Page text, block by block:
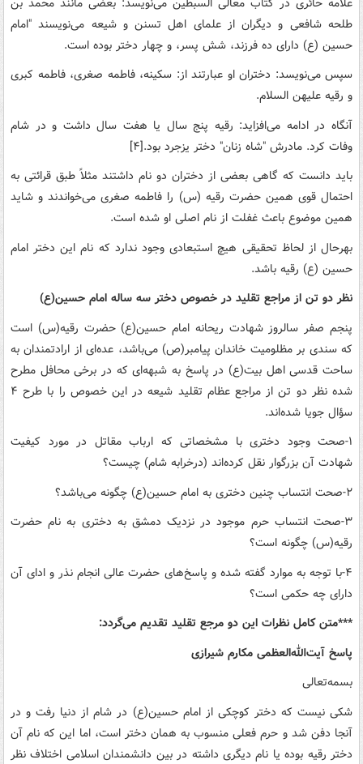
طلحه شافعی و دیگران از علمای اهل تسنن و شیعه می‌نویسند "امام
حسین (ع) دارای ده فرزند، شش پسر، و چهار دختر بوده است.
سپس می‌نویسد: دختران او عبارتند از: سکینه، فاطمه صغری، فاطمه کبری
و رقیه علیهن السلام.
آنگاه در ادامه می‌افزاید: رقیه پنج سال یا هفت سال داشت و در شام
وفات کرد. مادرش "شاه زنان" دختر یزجرد بود.[۴]
باید دانست که گاهی بعضی از دختران دو نام داشتند مثلاً طبق قرائتی به
احتمال قوی همین حضرت رقیه (س) را فاطمه صغری می‌خواندند و شاید
همین موضوع باعث غفلت از نام اصلی او شده است.
بهرحال از لحاظ تحقیقی هیچ استبعادی وجود ندارد که نام این دختر امام
حسین (ع) رقیه باشد.
نظر دو تن از مراجع تقلید در خصوص دختر سه ساله امام حسین‌(ع)
پنجم صفر سالروز شهادت ریحانه امام حسین(ع) حضرت رقیه‌(س) است
که سندی بر مظلومیت خاندان پیامبر(ص) می‌باشد، عده‌ای از ارادتمندان به
ساحت قدسی اهل بیت‌(ع) در پاسخ به شبهه‌ای که در برخی محافل مطرح
شده نظر دو تن از مراجع عظام تقلید شیعه در این خصوص را با طرح ۴
سؤال جویا شده‌اند.
۱-صحت وجود دختری با مشخصاتی که ارباب مقاتل در مورد کیفیت
شهادت آن بزرگوار نقل کرده‌اند (درخرابه شام) چیست؟
۲-صحت انتساب چنین دختری به امام حسین‌(ع) چگونه می‌باشد؟
۳-صحت انتساب حرم موجود در نزدیک دمشق به دختری به نام حضرت
رقیه‌(س) چگونه است؟
۴-با توجه به موارد گفته شده و پاسخ‌های حضرت عالی انجام نذر و ادای آن
دارای چه حکمی است؟
***متن کامل نظرات این دو مرجع تقلید تقدیم می‌گردد:
پاسخ آیت‌الله‌العظمی مکارم شیرازی
بسمه‌تعالی
شکی نیست که دختر کوچکی از امام حسین‌(ع) در شام از دنیا رفت و در
آنجا دفن شد و حرم فعلی منسوب به همان دختر است، اما این که نام آن
دختر رقیه بوده یا نام دیگری داشته در بین دانشمندان اسلامی اختلاف نظر